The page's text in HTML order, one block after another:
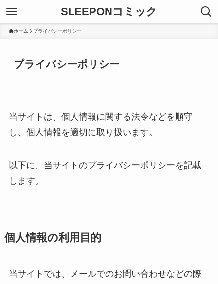
SLEEPONコミック
ホーム プライバシーポリシー
プライバシーポリシー
当サイトは、個人情報に関する法令などを順守
し、個人情報を適切に取り扱います。
以下に、当サイトのプライバシーポリシーを記載
します。
個人情報の利用目的
当サイトでは、メールでのお問い合わせなどの際